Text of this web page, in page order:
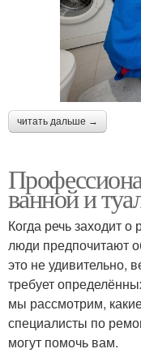
читать дальше →
ванной и
Когда речь заходит
люди предпочитают
это не удивительно,
требует
мы рассмотрим,
специалисты по
могут помочь вам.